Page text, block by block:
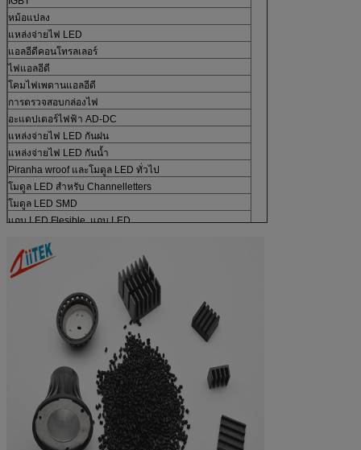
หม้อแปลง
แหล่งจ่ายไฟ LED
แอลอีดีคอนโทรลเลอร์
ไฟแอลอีดี
โคมไฟเพดานแอลอีดี
การตรวจสอบกล่องไฟ
อะแดปเตอร์ไฟฟ้า AD-DC
แหล่งจ่ายไฟ LED กันฝน
แหล่งจ่ายไฟ LED กันน้ำ
Piranha wroof และโมดูล LED ทั่วไป
โมดูล LED สำหรับ Channelletters
โมดูล LED SMD
แถบ LED Flesible, แถบ LED
ไฟส่องพื้น LED